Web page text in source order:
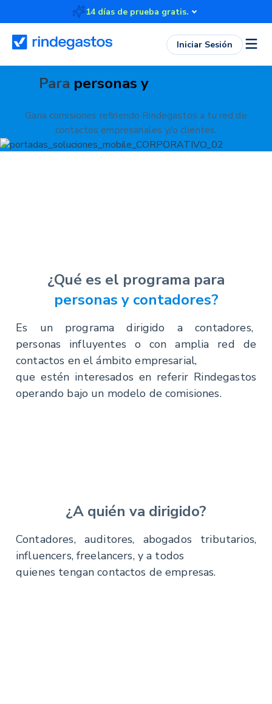
14 días de prueba gratis.
Iniciar Sesión
Para personas y
Gana comisiones refiriendo Rindegastos a tu red de
contactos empresariales y/o clientes.
¿Qué es el programa para
personas y contadores?
Es un programa dirigido a contadores,
personas influyentes o con amplia red de
contactos en el ámbito empresarial,
que estén interesados en referir Rindegastos
operando bajo un modelo de comisiones.
¿A quién va dirigido?
Contadores, auditores, abogados tributarios,
influencers, freelancers, y a todos
quienes tengan contactos de empresas.